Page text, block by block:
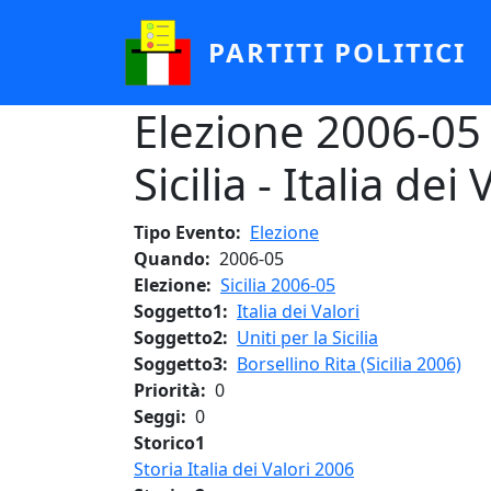
PARTITI POLITICI
Elezione 2006-
Sicilia - Italia dei
Tipo Evento
Elezione
Quando 2006-05
Elezione Sicilia 2006-05
Soggetto1
Italia dei Valori
Soggetto2
Uniti per la Sicilia
Soggetto3
Borsellino Rita (Sicilia 2006)
Priorità
0
Seggi
0
Storico1
Storia Italia dei Valori 2006